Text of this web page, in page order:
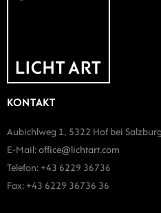
KONTAKT
Aubichlweg 1, 5322 Hof bei Salzburg
E-Mail: office@lichtart.com
Telefon: +43 6229 36736
Fax: +43 6229 36736 36